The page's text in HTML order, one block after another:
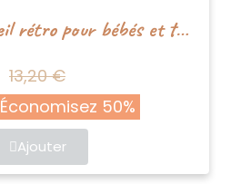
Lunettes de soleil rétro pour bébés et tout-petits - Bleu - Boho+Babe
13,20 €
Économisez 50%
Ajouter